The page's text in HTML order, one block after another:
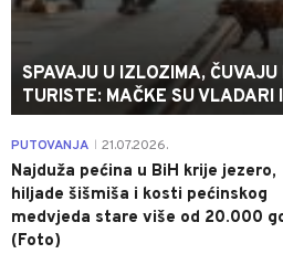
SPAVAJU U IZLOZIMA,
TURISTE: MAČKE SU VLADARI
PUTOVANJA 21.07.2026.
Najduža pećina u BiH krije jezero,
hiljade šišmiša i kosti pećinskog
medvjeda stare više od 20.000
(Foto)